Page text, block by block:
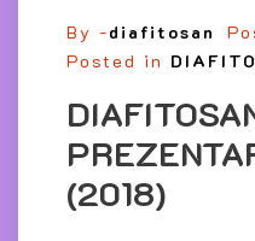
By -diafitosan
Posted in
(2018)